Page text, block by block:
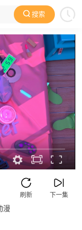
搜索
欧美动漫 动漫电影
下一集
刷新
漫